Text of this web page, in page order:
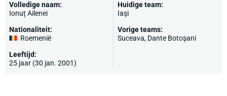
Volledige naam:
Ionuț Ailenei
Nationaliteit:
Roemenië
Leeftijd:
25 jaar (30 jan. 2001)
Huidige team:
Iaşi
Vorige teams:
Suceava, Dante Botoşani